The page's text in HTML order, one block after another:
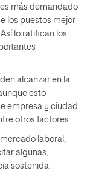
más demandado
los puestos mejor
lo ratifican los
alcanzar en la
esto
empresa y ciudad
otros factores.
laboral,
algunas,
sostenida: